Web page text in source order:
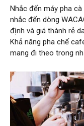
Nhắc đến máy pha
nhắc đến dòng
định và giá thành rẻ
Khả năng pha chế
mang đi theo trong